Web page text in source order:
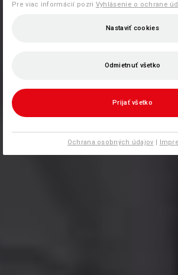
Pre viac informácií pozri Vyhlásenie o ochrane
Nastaviť cookies
Odmietnuť všetko
Prijať všetko
Ochrana osobných údajov |